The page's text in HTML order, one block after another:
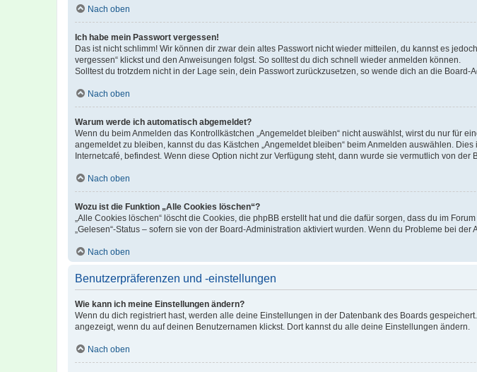
Nach oben
Ich habe mein Passwort vergessen!
Das ist nicht schlimm! Wir können dir zwar dein altes Passwort nicht wieder mitteilen, du kannst es
vergessen“ klickst und den Anweisungen folgst. So solltest du dich schnell wieder anmelden können.
Solltest du trotzdem nicht in der Lage sein, dein Passwort zurückzusetzen, so wende dich an die Board-
Nach oben
Warum werde ich automatisch abgemeldet?
Wenn du beim Anmelden das Kontrollkästchen „Angemeldet bleiben“ nicht auswählst, wirst du nur für
angemeldet zu bleiben, kannst du das Kästchen „Angemeldet bleiben“ beim Anmelden auswählen.
Internetcafé, befindest. Wenn diese Option nicht zur Verfügung steht, dann wurde sie vermutlich von der
Nach oben
Wozu ist die Funktion „Alle Cookies löschen“?
„Alle Cookies löschen“ löscht die Cookies, die phpBB erstellt hat und die dafür sorgen, dass du im
„Gelesen“-Status – sofern sie von der Board-Administration aktiviert wurden. Wenn du Probleme bei
Nach oben
Benutzerpräferenzen und -einstellungen
Wie kann ich meine Einstellungen ändern?
Wenn du dich registriert hast, werden alle deine Einstellungen in der Datenbank des Boards
angezeigt, wenn du auf deinen Benutzernamen klickst. Dort kannst du alle deine Einstellungen ändern.
Nach oben